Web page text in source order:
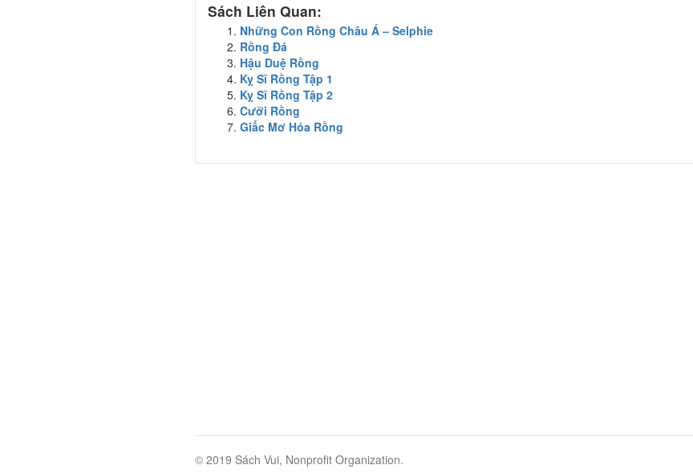
Sách Liên Quan:
Những Con Rồng Châu Á – Selphie
Rồng Đá
Hậu Duệ Rồng
Kỵ Sĩ Rồng Tập 1
Kỵ Sĩ Rồng Tập 2
Cưỡi Rồng
Giấc Mơ Hóa Rồng
© 2019 Sách Vui, Nonprofit Organization.